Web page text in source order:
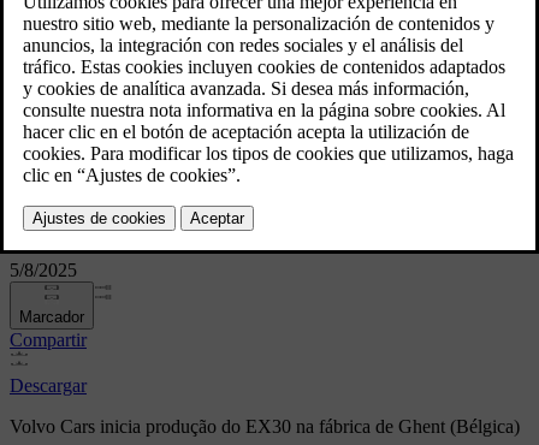
Volvo Cars inicia produção do
EX30 na fábrica de Ghent
(Bélgica)
5/8/2025
Marcador
Compartir
Descargar
Volvo Cars inicia produção do EX30 na fábrica de Ghent (Bélgica)